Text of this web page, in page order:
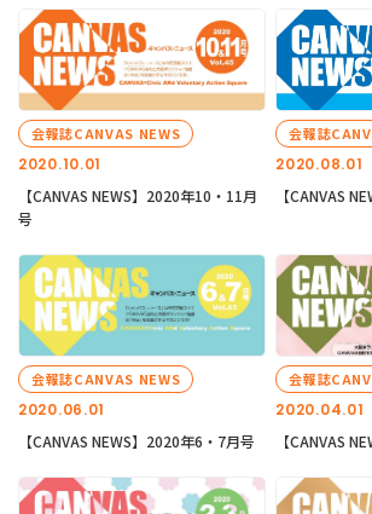
2020.10.01
会報誌CANVAS NEWS
【CANVAS NEWS】2020年10・11月
号
2020.08.01
会報誌
【CANVAS
2020.06.01
会報誌CANVAS NEWS
【CANVAS NEWS】2020年6・7月号
2020.04.01
会報誌
【CANVAS